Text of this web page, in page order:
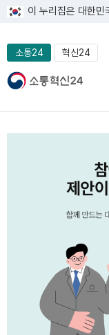
이 누리집은 대한민
소통24 혁신24